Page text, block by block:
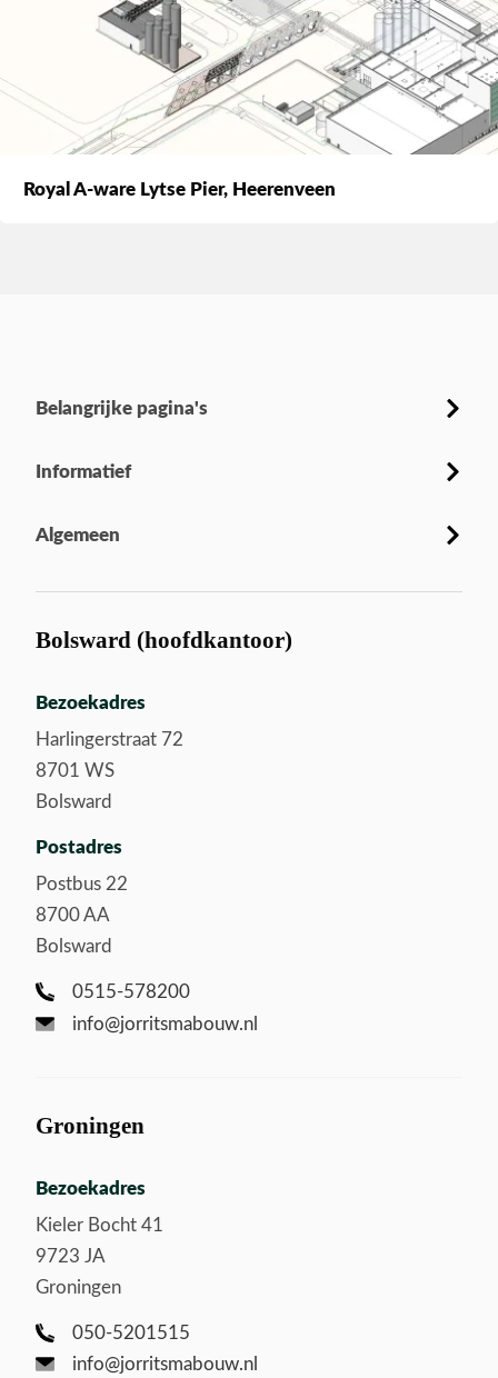
Royal A-ware Lytse Pier, Heerenveen
Belangrijke pagina's
Informatief
Algemeen
Bolsward (hoofdkantoor)
Bezoekadres
Harlingerstraat 72
8701 WS
Bolsward
Postadres
Postbus 22
8700 AA
Bolsward
0515-578200
info@jorritsmabouw.nl
Groningen
Bezoekadres
Kieler Bocht 41
9723 JA
Groningen
050-5201515
info@jorritsmabouw.nl